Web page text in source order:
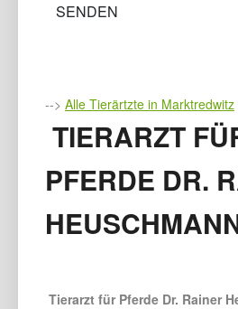
--> Alle Tierärtzte in Marktredwitz
TIERARZT
PFERDE DR.
Tierarzt für Pferde Dr. Rainer